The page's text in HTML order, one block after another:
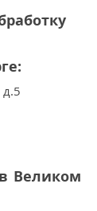
д.5
Великом